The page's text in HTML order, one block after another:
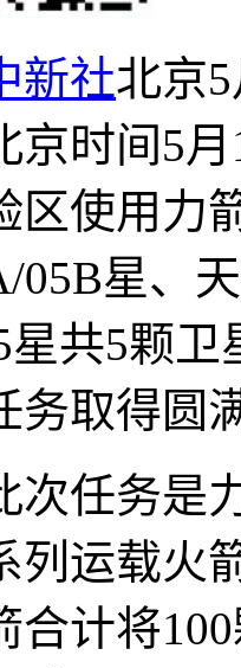
新社北京
京时间5
区使用力
05B星、
星共5颗
务取得圆
务是力
列运载火
合计将